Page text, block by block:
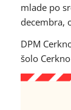
mlade po
decembra,
DPM
šolo